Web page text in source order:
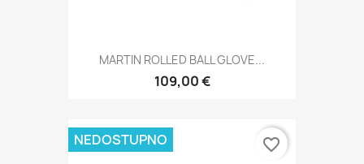
MARTIN ROLLED BALL GLOVE...
109,00 €
NEDOSTUPNO favorite_border